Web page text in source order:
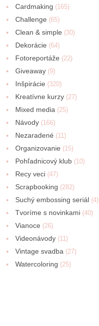
Cardmaking (165)
Challenge (65)
Clean & simple (30)
Dekorácie (64)
Fotoreportáže (22)
Giveaway (9)
Inšpirácie (320)
Kreatívne kurzy (27)
Mixed media (25)
Návody (166)
Nezaradené (11)
Organizovanie (15)
Pohľadnicový klub (10)
Recy veci (47)
Scrapbooking (282)
Suchý embossing seriál (4)
Tvoríme s novinkami (40)
Vianoce (26)
Videonávody (11)
Vintage svadba (27)
Watercoloring (25)